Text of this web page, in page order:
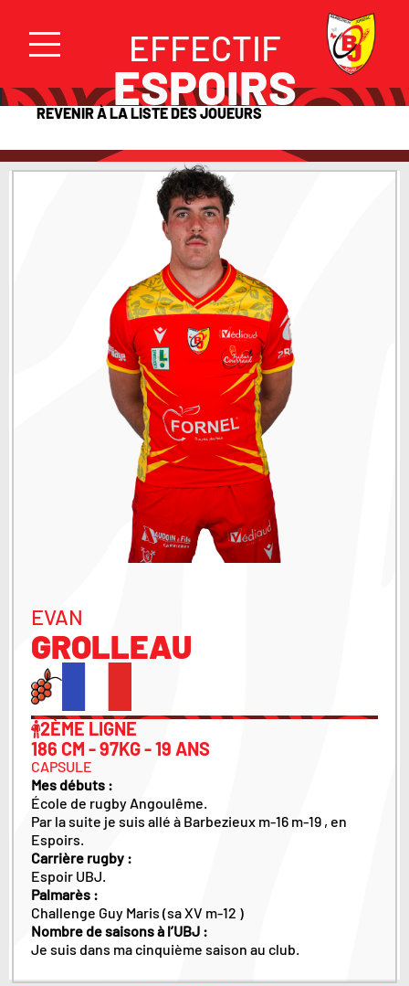
EFFECTIF
ESPOIRS
REVENIR À LA LISTE DES JOUEURS
EVAN
GROLLEAU
2ÈME LIGNE
186 CM - 97KG - 19 ANS
CAPSULE
Mes débuts :
École de rugby Angoulême.
Par la suite je suis allé à Barbezieux m-16 m-19 , en
Espoirs.
Carrière rugby :
Espoir UBJ.
Palmarès :
Challenge Guy Maris (sa XV m-12 )
Nombre de saisons à l’UBJ :
Je suis dans ma cinquième saison au club.